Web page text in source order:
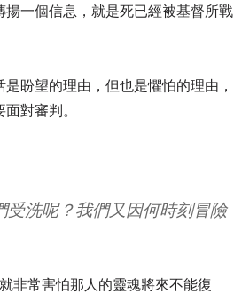
揚一個信息 ， 就是死已經被基督所戰
盼望的理由，但也是懼怕的理由，
對審判。
洗呢？我們又因何時刻冒險
非常害怕那人的靈魂將來不能復